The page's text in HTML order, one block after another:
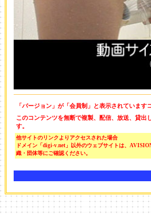
「バージョン」が「会員制」と表示されていま
このコンテンツを無断で複製、配信、放送、貸
す。
他サイトのリンクよりアクセスされた場合
ドメイン「digi-v.net」以外のウェブサイトは、
織・団体等にご確認ください。